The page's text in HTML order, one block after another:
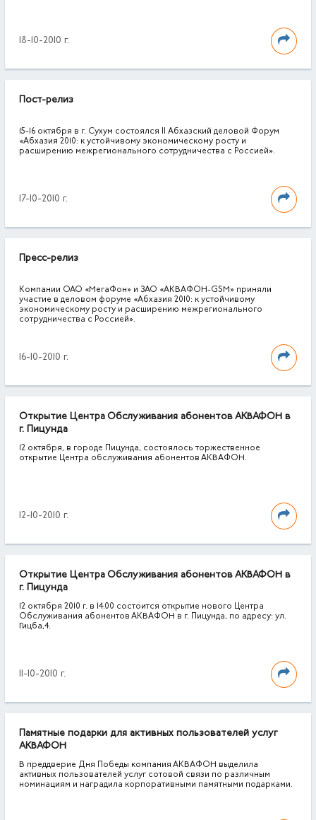
18-10-2010 г.
Пост-релиз
15-16 октября в г. Сухум состоялся II Абхазский деловой Форум
«Абхазия 2010: к устойчивому экономическому росту и
расширению межрегионального сотрудничества с Россией».
17-10-2010 г.
Пресс-релиз
Компании ОАО «МегаФон» и ЗАО «АКВАФОН-GSM» приняли
участие в деловом форуме «Абхазия 2010: к устойчивому
экономическому росту и расширению межрегионального
сотрудничества с Россией».
16-10-2010 г.
Открытие Центра Обслуживания абонентов АКВАФОН в
г. Пицунда
12 октября, в городе Пицунда, состоялось торжественное
открытие Центра обслуживания абонентов АКВАФОН.
12-10-2010 г.
Открытие Центра Обслуживания абонентов АКВАФОН в
г. Пицунда
12 октября 2010 г. в 14.00 состоится открытие нового Центра
Обслуживания абонентов АКВАФОН в г. Пицунда, по адресу: ул.
Гицба,4.
11-10-2010 г.
Памятные подарки для активных пользователей услуг
АКВАФОН
В преддверие Дня Победы компания АКВАФОН выделила
активных пользователей услуг сотовой связи по различным
номинациям и наградила корпоративными памятными подарками.